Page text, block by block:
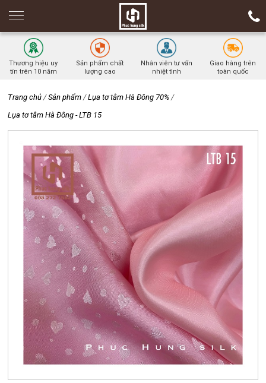
Thương hiệu uy
tín trên 10 năm
Sản phẩm chất
lượng cao
Nhân viên tư vấn
nhiệt tình
Giao hàng trên
toàn quốc
Trang chủ / Sản phẩm / Lụa tơ tằm Hà Đông 70% /
Lụa tơ tằm Hà Đông - LTB 15